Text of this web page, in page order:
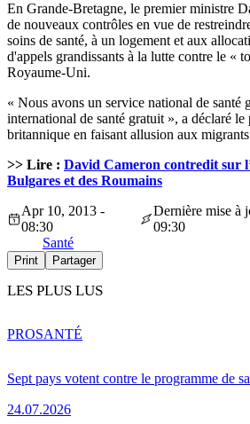
En Grande-Bretagne, le premier ministre
de nouveaux contrôles en vue de
soins de santé, à un logement et aux
d'appels grandissants à la lutte contre le «
Royaume-Uni.
« Nous avons un service national de santé
international de santé gratuit », a déclaré
britannique en faisant allusion aux
>> Lire : David Cameron contredit sur
Bulgares et des Roumains
Apr 10, 2013 -
08:30
Dernière mise à
09:30
Santé
Print Partager
LES PLUS LUS
Sept pays votent contre le programme de
24.07.2026
PROSANTÉ